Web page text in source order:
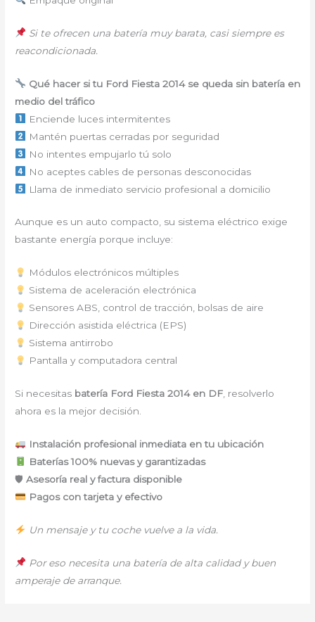
Si te ofrecen una batería muy barata, casi siempre es
reacondicionada.
Qué hacer si tu Ford Fiesta 2014 se queda sin batería en
medio del tráfico
Enciende luces intermitentes
Mantén puertas cerradas por seguridad
No intentes empujarlo tú solo
No aceptes cables de personas desconocidas
Llama de inmediato servicio profesional a domicilio
Aunque es un auto compacto, su sistema eléctrico exige
bastante energía porque incluye:
Módulos electrónicos múltiples
Sistema de aceleración electrónica
Sensores ABS, control de tracción, bolsas de aire
Dirección asistida eléctrica (EPS)
Sistema antirrobo
Pantalla y computadora central
Si necesitas batería Ford Fiesta 2014 en DF , resolverlo
ahora es la mejor decisión.
Instalación profesional inmediata en tu ubicación
Baterías 100% nuevas y garantizadas
🛡Asesoría real y factura disponible
Pagos con tarjeta y efectivo
Un mensaje y tu coche vuelve a la vida.
Por eso necesita una batería de alta calidad y buen
amperaje de arranque.